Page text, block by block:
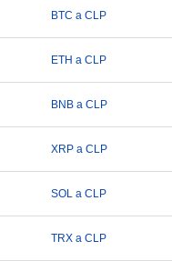
BTC a CLP
ETH a CLP
BNB a CLP
XRP a CLP
SOL a CLP
TRX a CLP